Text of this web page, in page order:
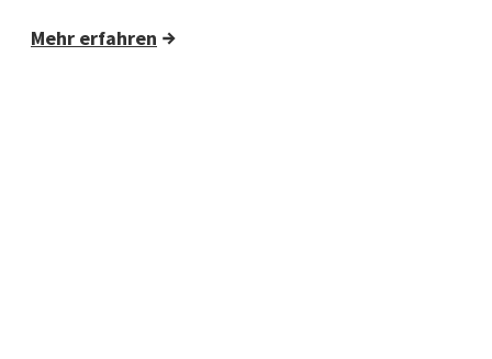
Mehr erfahren